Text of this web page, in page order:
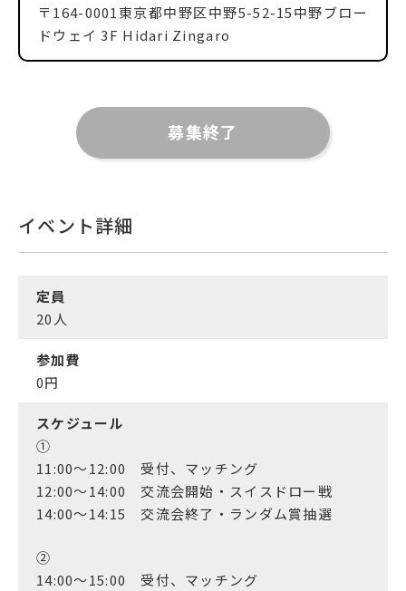
〒 164-0001 東京都中野区中野5-52-15中野ブロー
ドウェイ 3F Hidari Zingaro
募集終了
イベント詳細
定員
20 人
参加費
0円
スケジュール
①
11:00～12:00 受付、マッチング
12:00～14:00 交流会開始・スイスドロー戦
14:00〜14:15 交流会終了・ランダム賞抽選
②
14:00～15:00 受付、マッチング